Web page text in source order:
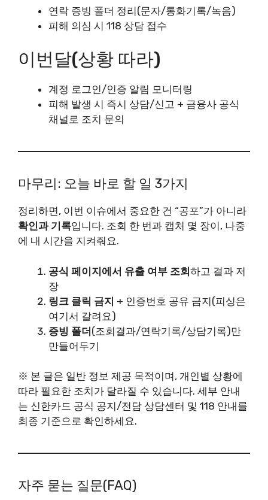
연락 증빙 폴더 정리(문자/통화기록/녹음)
피해 의심 시 118 상담 접수
이번달(상황 따라)
계정 로그인/인증 알림 모니터링
피해 발생 시 즉시 상담/신고 + 금융사 공식
채널로 조치 문의
마무리: 오늘 바로 할 일 3가지
정리하면, 이번 이슈에서 중요한 건 “공포”가 아니라
확인과 기록입니다. 조회 한 번과 캡처 몇 장이, 나중
에 내 시간을 지켜줘요.
공식 페이지에서 유출 여부 조회하고 결과 저
장
링크 클릭 금지 + 인증번호 공유 금지(피싱은
여기서 갈려요)
증빙 폴더(조회결과/연락기록/상담기록)만
만들어두기
※ 본 글은 일반 정보 제공 목적이며, 개인별 상황에
따라 필요한 조치가 달라질 수 있습니다. 세부 안내
는 신한카드 공식 공지/전담 상담센터 및 118 안내를
최종 기준으로 확인하세요.
자주 묻는 질문(FAQ)